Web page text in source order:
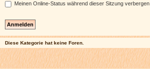
Meinen Online-Status während dieser Sitzung verbergen
Diese Kategorie hat keine Foren.